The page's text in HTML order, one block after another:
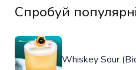
Спробуй
Whiskey Sour